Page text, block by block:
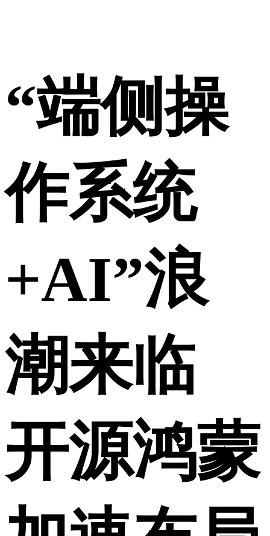
“端侧操
作系统
+AI”浪
潮来临
开源鸿蒙